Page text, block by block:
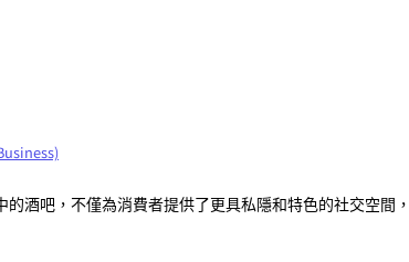
酒吧，不僅為消費者提供了更具私隱和特色的社交空間